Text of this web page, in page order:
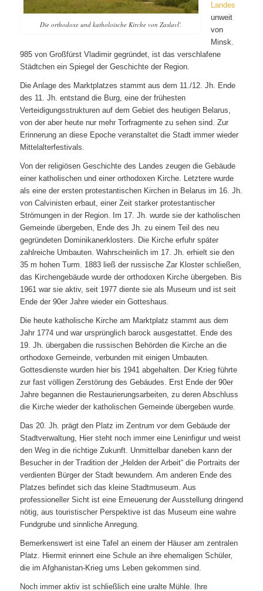
Die orthodoxe und katholoische Kirche von Zaslavl'.
Landes
unweit
von
Minsk.
985 von Großfürst Vladimir gegründet, ist das verschlafene
Städtchen ein Spiegel der Geschichte der Region.
Die Anlage des Marktplatzes stammt aus dem 11./12. Jh. Ende
des 11. Jh. entstand die Burg, eine der frühesten
Verteidigungsstrukturen auf dem Gebiet des heutigen Belarus,
von der aber heute nur mehr Torfragmente zu sehen sind. Zur
Erinnerung an diese Epoche veranstaltet die Stadt immer wieder
Mittelalterfestivals.
Von der religiösen Geschichte des Landes zeugen die Gebäude
einer katholischen und einer orthodoxen Kirche. Letztere wurde
als eine der ersten protestantischen Kirchen in Belarus im 16. Jh.
von Calvinisten erbaut, einer Zeit starker protestantischer
Strömungen in der Region. Im 17. Jh. wurde sie der katholischen
Gemeinde übergeben, Ende des Jh. zu einem Teil des neu
gegründeten Dominikanerklosters. Die Kirche erfuhr später
zahlreiche Umbauten. Wahrscheinlich im 17. Jh. erhielt sie den
35 m hohen Turm. 1883 ließ der russische Zar Kloster schließen,
das Kirchengebäude wurde der orthodoxen Kirche übergeben. Bis
1961 war sie aktiv, seit 1977 diente sie als Museum und ist seit
Ende der 90er Jahre wieder ein Gotteshaus.
Die heute katholische Kirche am Marktplatz stammt aus dem
Jahr 1774 und war ursprünglich barock ausgestattet. Ende des
19. Jh. übergaben die russischen Behörden die Kirche an die
orthodoxe Gemeinde, verbunden mit einigen Umbauten.
Gottesdienste wurden hier bis 1941 abgehalten. Der Krieg führte
zur fast völligen Zerstörung des Gebäudes. Erst Ende der 90er
Jahre begannen die Restaurierungsarbeiten, zu deren Abschluss
die Kirche wieder der katholischen Gemeinde übergeben wurde.
Das 20. Jh. prägt den Platz im Zentrum vor dem Gebäude der
Stadtverwaltung, Hier steht noch immer eine Leninfigur und weist
den Weg in die richtige Zukunft. Unmittelbar daneben kann der
Besucher in der Tradition der „Helden der Arbeit“ die Portraits der
verdienten Bürger der Stadt bewundern. Am anderen Ende des
Platzes befindet sich das kleine Stadtmuseum. Aus
professioneller Sicht ist eine Erneuerung der Ausstellung dringend
nötig, aus touristischer Perspektive ist das Museum eine wahre
Fundgrube und sinnliche Anregung.
Bemerkenswert ist eine Tafel an einem der Häuser am zentralen
Platz. Hiermit erinnert eine Schule an ihre ehemaligen Schüler,
die im Afghanistan-Krieg ums Leben gekommen sind.
Noch immer aktiv ist schließlich eine uralte Mühle. Ihre